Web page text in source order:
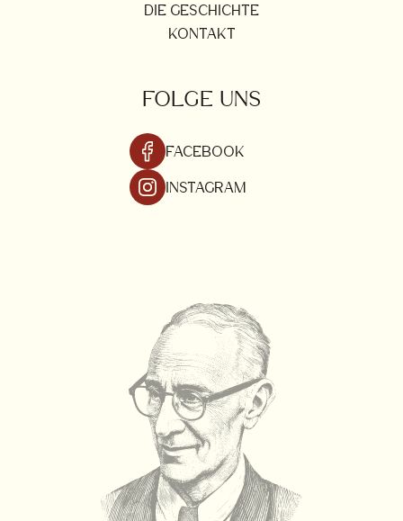
DIE GESCHICHTE
KONTAKT
FOLGE UNS
FACEBOOK
INSTAGRAM